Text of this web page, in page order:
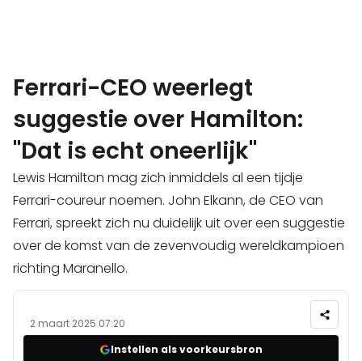
Ferrari-CEO weerlegt
suggestie over Hamilton:
"Dat is echt oneerlijk"
Lewis Hamilton mag zich inmiddels al een tijdje
Ferrari-coureur noemen. John Elkann, de CEO van
Ferrari, spreekt zich nu duidelijk uit over een suggestie
over de komst van de zevenvoudig wereldkampioen
richting Maranello.
2 maart 2025 07:20
Instellen als voorkeursbron